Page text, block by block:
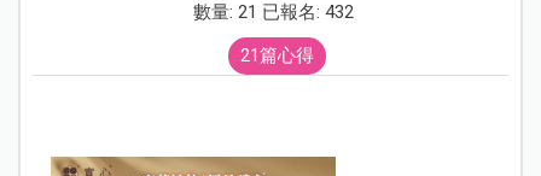
數量: 21 已報名: 432
21篇心得